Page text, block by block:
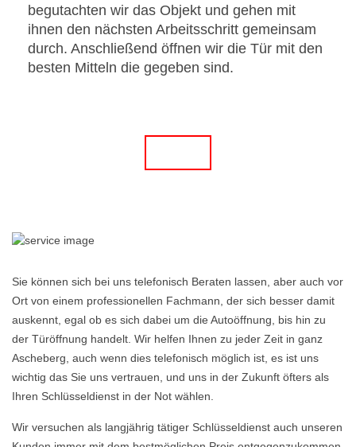
begutachten wir das Objekt und gehen mit
ihnen den nächsten Arbeitsschritt gemeinsam
durch. Anschließend öffnen wir die Tür mit den
besten Mitteln die gegeben sind.
Sie können sich bei uns telefonisch Beraten lassen, aber auch vor
Ort von einem professionellen Fachmann, der sich besser damit
auskennt, egal ob es sich dabei um die Autoöffnung, bis hin zu
der Türöffnung handelt. Wir helfen Ihnen zu jeder Zeit in ganz
Ascheberg, auch wenn dies telefonisch möglich ist, es ist uns
wichtig das Sie uns vertrauen, und uns in der Zukunft öfters als
Ihren Schlüsseldienst in der Not wählen.
Wir versuchen als langjährig tätiger Schlüsseldienst auch unseren